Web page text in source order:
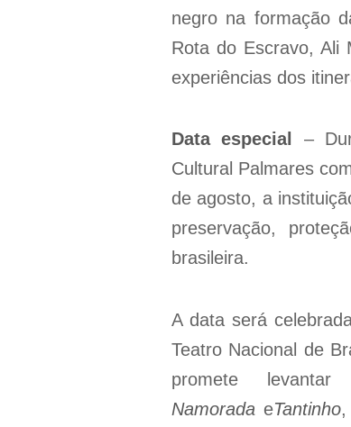
negro na formação
Rota do Escravo, Ali
experiências dos
Data especial
–
Cultural Palmares
de agosto, a
preservação,
brasileira.
A data será
Teatro Nacional de
promete
Namorada eTantinho